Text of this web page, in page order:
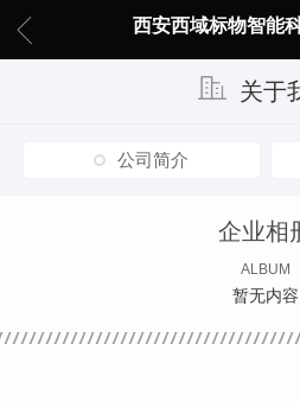
西安西域标物智能
关于
公司简介
企业相
ALBUM
暂无内容